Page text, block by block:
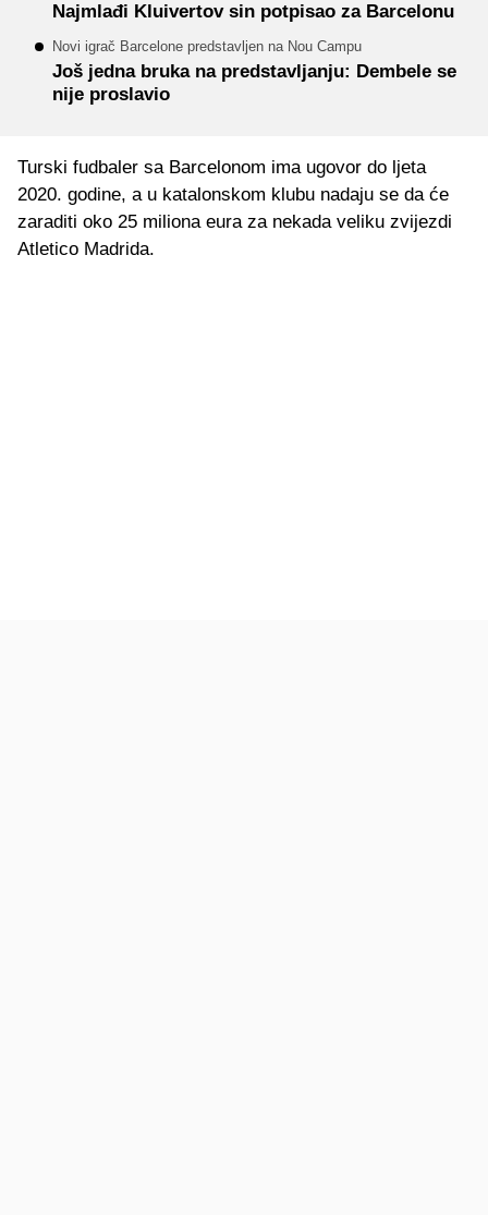
Najmlađi Kluivertov sin potpisao za Barcelonu
Novi igrač Barcelone predstavljen na Nou Campu
Još jedna bruka na predstavljanju: Dembele se
nije proslavio
Turski fudbaler sa Barcelonom ima ugovor do ljeta
2020. godine, a u katalonskom klubu nadaju se da će
zaraditi oko 25 miliona eura za nekada veliku zvijezdi
Atletico Madrida.